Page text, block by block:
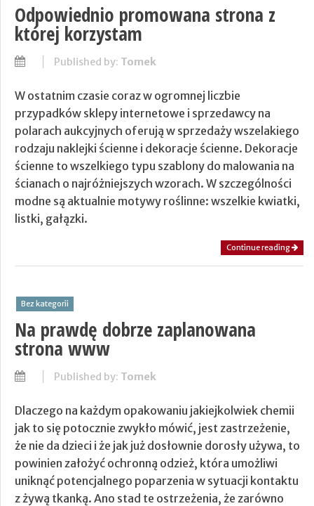
Odpowiednio promowana strona z
której korzystam
Published by: Tomek
W ostatnim czasie coraz w ogromnej liczbie
przypadków sklepy internetowe i sprzedawcy na
polarach aukcyjnych oferują w sprzedaży wszelakiego
rodzaju naklejki ścienne i dekoracje ścienne. Dekoracje
ścienne to wszelkiego typu szablony do malowania na
ścianach o najróżniejszych wzorach. W szczególności
modne są aktualnie motywy roślinne: wszelkie kwiatki,
listki, gałązki.
Continue reading
Bez kategorii
Na prawdę dobrze zaplanowana
strona www
Published by: Tomek
Dlaczego na każdym opakowaniu jakiejkolwiek chemii
jak to się potocznie zwykło mówić, jest zastrzeżenie,
że nie da dzieci i że jak już dosłownie dorosły używa, to
powinien założyć ochronną odzież, która umożliwi
uniknąć potencjalnego poparzenia w sytuacji kontaktu
z żywą tkanką. Ano stad te ostrzeżenia, że zarówno